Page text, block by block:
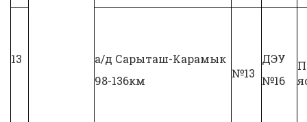
13
а/д Сарыташ-Карамык
98-136км
№13
ДЭУ
№16